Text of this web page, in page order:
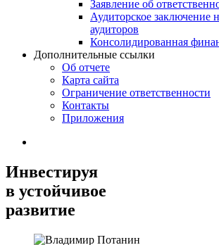
Заявление об
Аудиторское заключение
аудиторов
Консолидированная
Дополнительные ссылки
Об отчете
Карта сайта
Ограничение ответственности
Контакты
Приложения
Инвестируя
в устойчивое
развитие